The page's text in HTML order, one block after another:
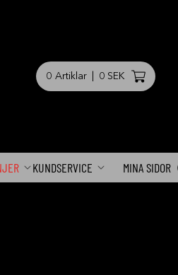
0 Artiklar 0 SEK
KUNDSERVICE MINA SIDOR